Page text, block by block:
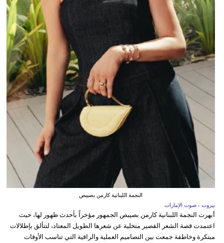
النجمة اللبنانية كارمن بصيبص
بيروت - صوت الإمارات
أبهرت النجمة اللبنانية كارمن بصيبص الجمهور مؤخراً بأحدث ظهور لها، حيث
اعتمدت قصة الشعر القصير متخلية عن شعرها الطويل المعتاد، لتتألق بإطلالات
مبتكرة وخاطفة جمعت بين التصاميم العملية والراقية التي تناسب الأوقات